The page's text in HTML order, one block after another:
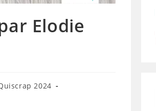
Elodie
2024